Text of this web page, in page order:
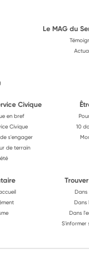
Le MAG du
Civique
en bref
Civique
s'engager
de terrain
10
Dans
Dans
S'informer